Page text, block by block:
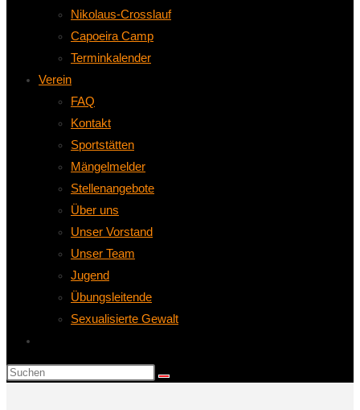
Nikolaus-Crosslauf
Capoeira Camp
Terminkalender
Verein
FAQ
Kontakt
Sportstätten
Mängelmelder
Stellenangebote
Über uns
Unser Vorstand
Unser Team
Jugend
Übungsleitende
Sexualisierte Gewalt
Suche
umschalten